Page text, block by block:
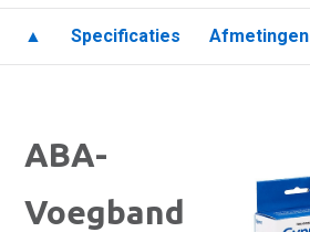
▲ Specificaties Afmetingen
ABA-
Voegband